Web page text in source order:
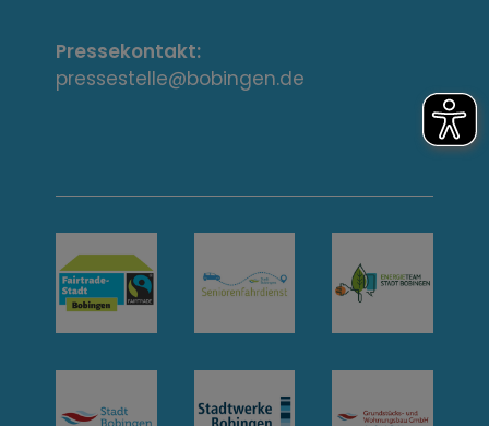
e
/
n
t
a
k
t
Pressekontakt:
pressestelle@bobingen.de